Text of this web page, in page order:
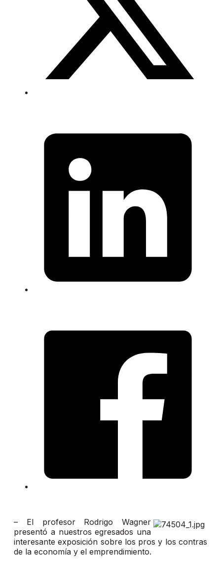
– El profesor Rodrigo Wagner
presentó a nuestros egresados una
interesante exposición sobre los pros y los contras
de la economía y el emprendimiento.